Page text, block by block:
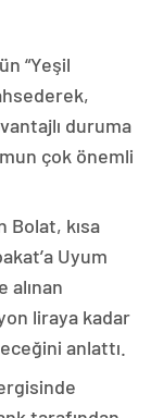
“Yeşil
duruma
çok önemli
Bolat, kısa
Uyum
alınan
liraya kadar
anlattı.